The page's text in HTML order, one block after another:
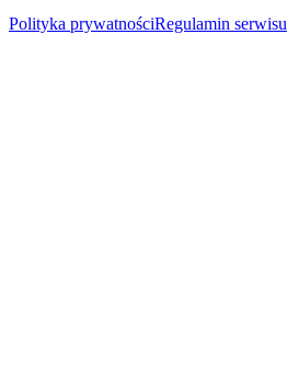
Polityka prywatnościRegulamin serwisu